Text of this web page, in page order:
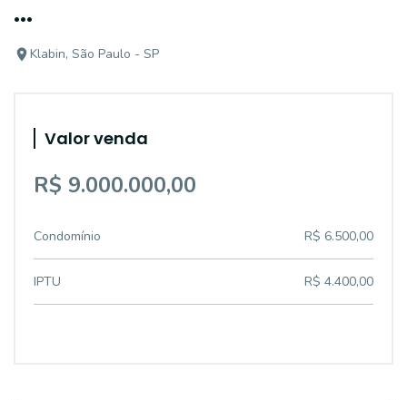
...
Klabin, São Paulo - SP
Valor venda
R$ 9.000.000,00
Condomínio R$ 6.500,00
IPTU R$ 4.400,00